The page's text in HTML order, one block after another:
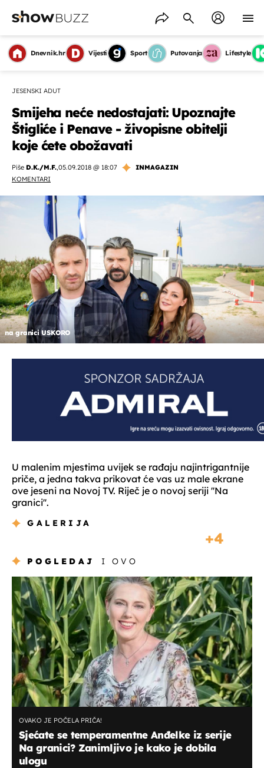
Dnevnik.hr Vijesti Sport Putovanja Lifestyle
JESENSKI ADUT
Smijeha neće nedostajati: Upoznajte
Štigliće i Penave - živopisne obitelji
koje ćete obožavati
Piše D.K./M.F.,05.09.2018 @ 18:07
INMAGAZIN
KOMENTARI
na granici USKORO
U malenim mjestima uvijek se rađaju najintrigantnije
priče, a jedna takva prikovat će vas uz male ekrane
ove jeseni na Novoj TV. Riječ je o novoj seriji ''Na
granici''.
GALERIJA
4
POGLEDAJ I OVO
OVAKO JE POČELA PRIČA!
Sjećate se temperamentne Anđelke iz serije
Na granici? Zanimljivo je kako je dobila
ulogu
OMOGUĆI OBAVIJESTI